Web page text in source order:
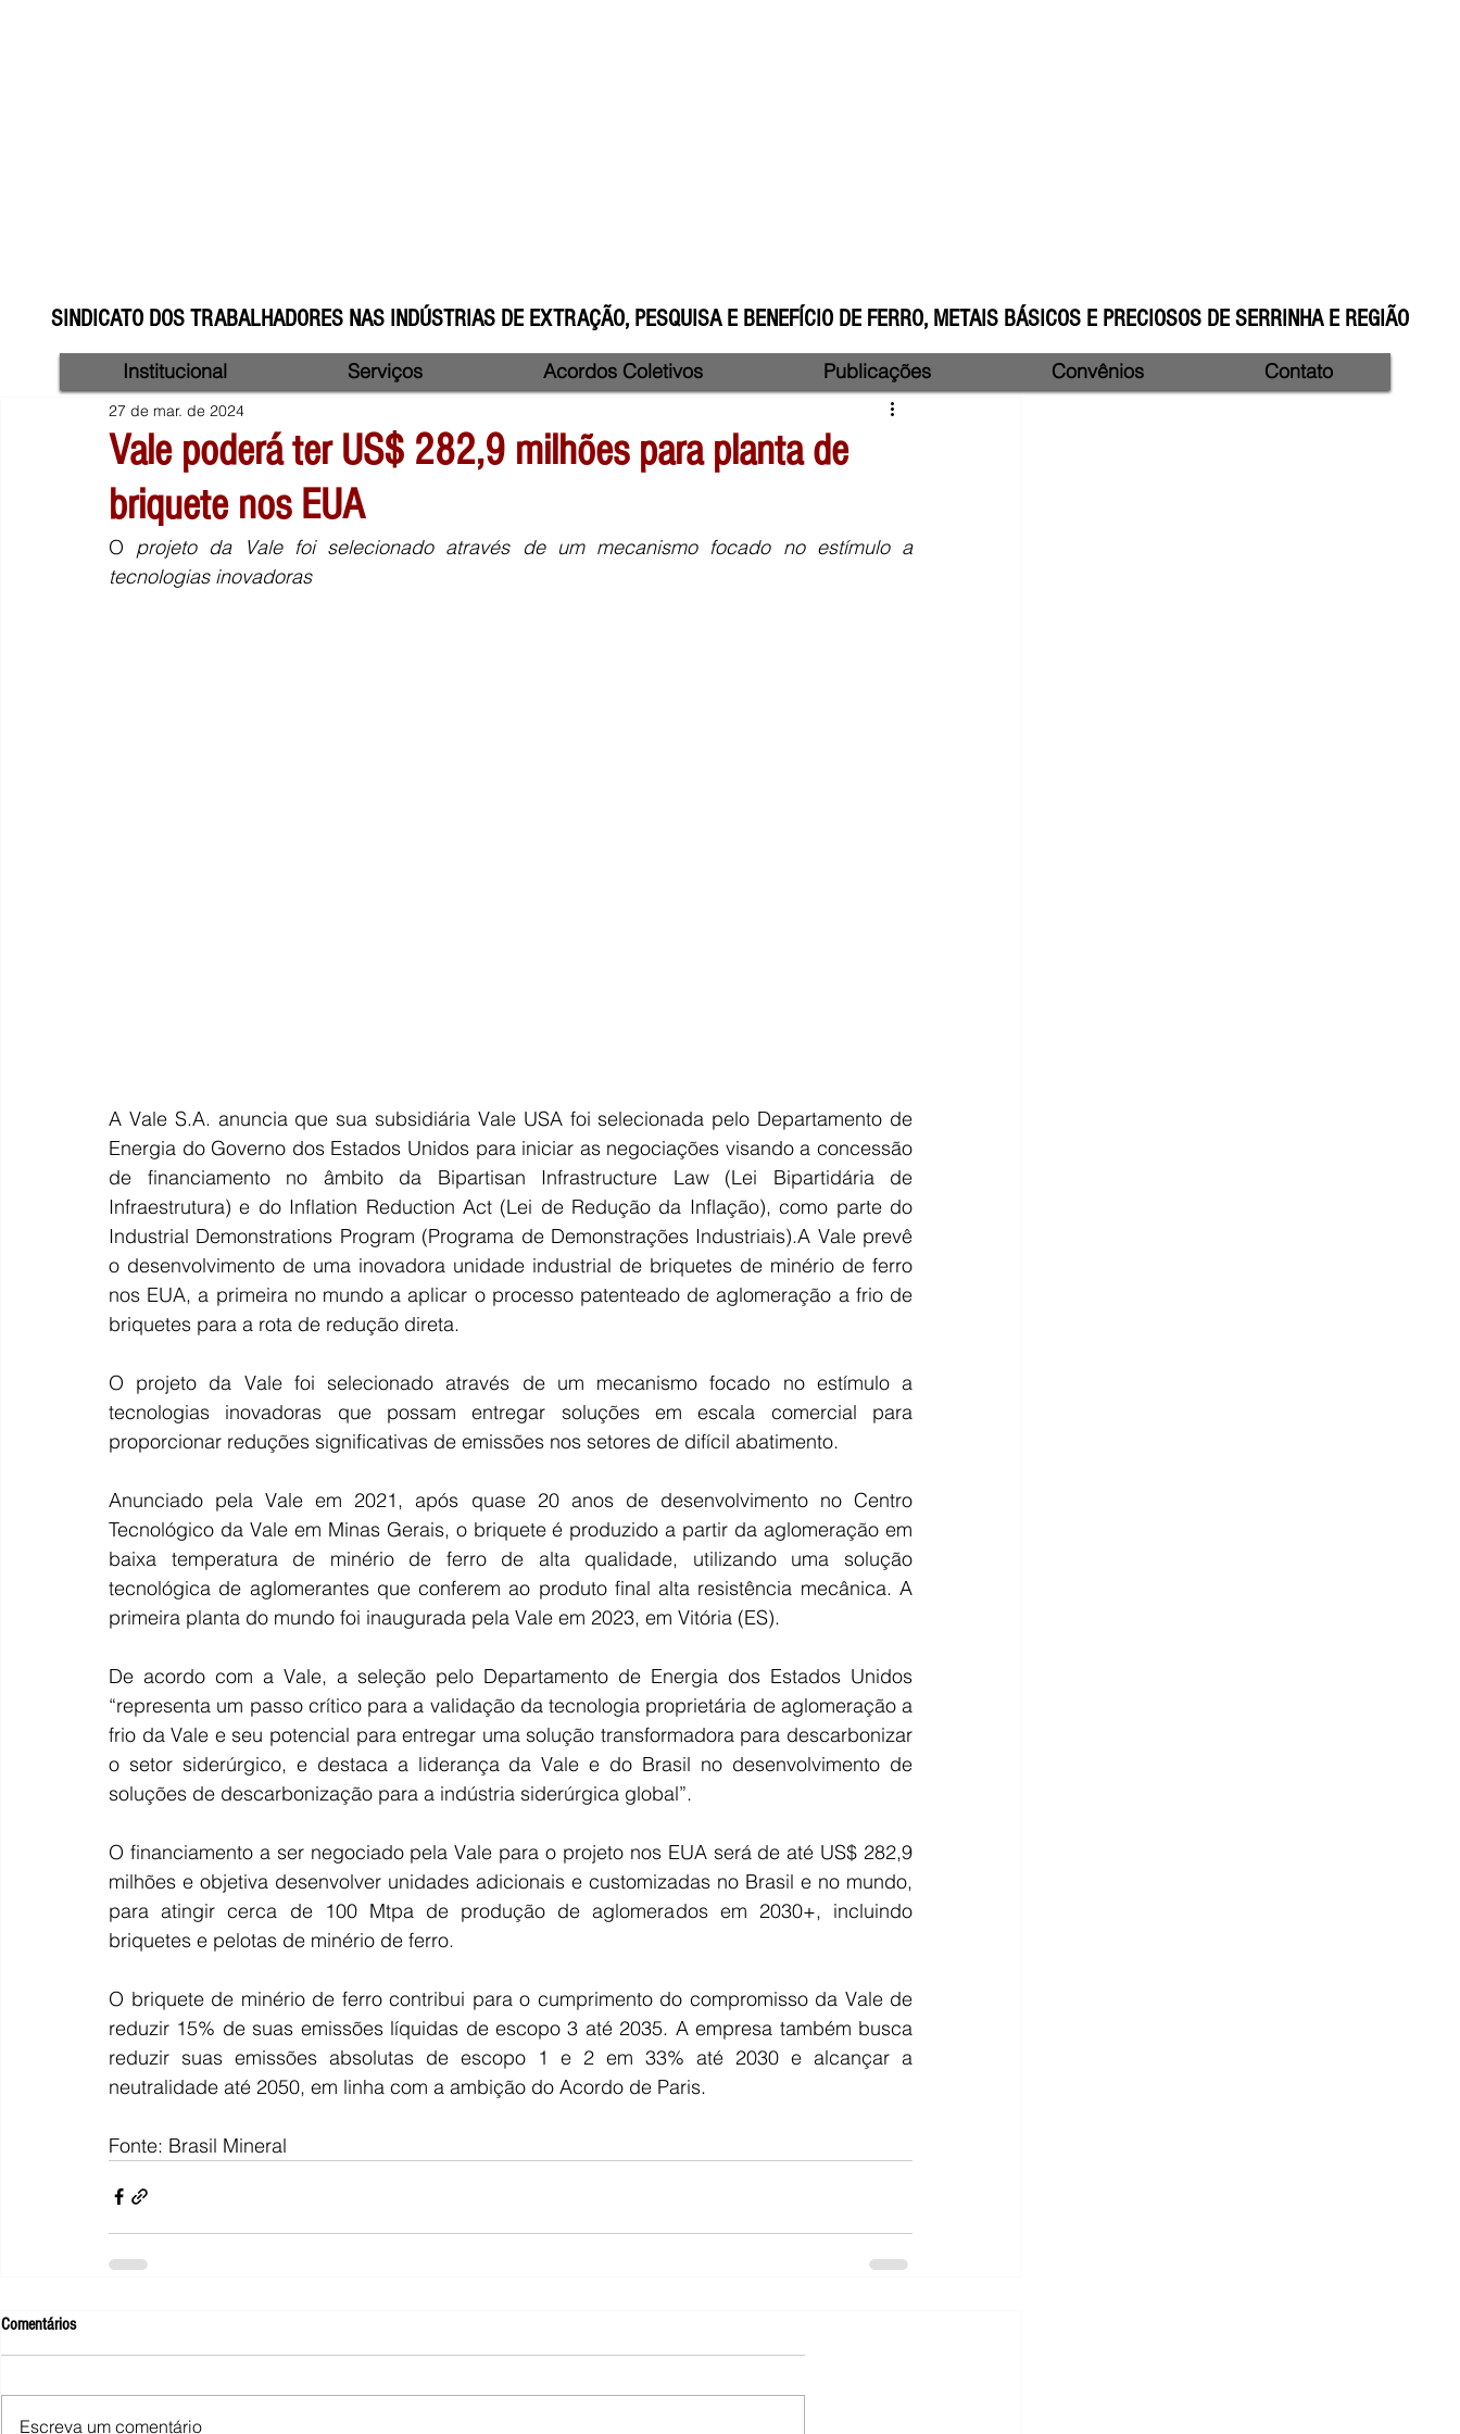
SINDICATO DOS TRABALHADORES NAS INDÚSTRIAS DE EXTRAÇÃO, PESQUISA E BENEFÍCIO DE FERRO, METAIS BÁSICOS E PRECIOSOS DE SERRINHA E REGIÃO
Vale poderá ter US$ 282,9 milhões para planta de
briquete nos EUA
27 de mar. de 2024
O projeto da Vale foi selecionado através de um mecanismo focado no estímulo a
tecnologias inovadoras
A Vale S.A. anuncia que sua subsidiária Vale USA foi selecionada pelo Departamento de
Energia do Governo dos Estados Unidos para iniciar as negociações visando a concessão
de financiamento no âmbito da Bipartisan Infrastructure Law (Lei Bipartidária de
Infraestrutura) e do Inflation Reduction Act (Lei de Redução da Inflação), como parte do
Industrial Demonstrations Program (Programa de Demonstrações Industriais).A Vale prevê
o desenvolvimento de uma inovadora unidade industrial de briquetes de minério de ferro
nos EUA, a primeira no mundo a aplicar o processo patenteado de aglomeração a frio de
briquetes para a rota de redução direta.
O projeto da Vale foi selecionado através de um mecanismo focado no estímulo a
tecnologias inovadoras que possam entregar soluções em escala comercial para
proporcionar reduções significativas de emissões nos setores de difícil abatimento.
Anunciado pela Vale em 2021, após quase 20 anos de desenvolvimento no Centro
Tecnológico da Vale em Minas Gerais, o briquete é produzido a partir da aglomeração em
baixa temperatura de minério de ferro de alta qualidade, utilizando uma solução
tecnológica de aglomerantes que conferem ao produto final alta resistência mecânica. A
primeira planta do mundo foi inaugurada pela Vale em 2023, em Vitória (ES).
De acordo com a Vale, a seleção pelo Departamento de Energia dos Estados Unidos
“representa um passo crítico para a validação da tecnologia proprietária de aglomeração a
frio da Vale e seu potencial para entregar uma solução transformadora para descarbonizar
o setor siderúrgico, e destaca a liderança da Vale e do Brasil no desenvolvimento de
soluções de descarbonização para a indústria siderúrgica global”.
O financiamento a ser negociado pela Vale para o projeto nos EUA será de até US$ 282,9
milhões e objetiva desenvolver unidades adicionais e customizadas no Brasil e no mundo,
para atingir cerca de 100 Mtpa de produção de aglomerados em 2030+, incluindo
briquetes e pelotas de minério de ferro.
O briquete de minério de ferro contribui para o cumprimento do compromisso da Vale de
reduzir 15% de suas emissões líquidas de escopo 3 até 2035. A empresa também busca
reduzir suas emissões absolutas de escopo 1 e 2 em 33% até 2030 e alcançar a
neutralidade até 2050, em linha com a ambição do Acordo de Paris.
Fonte: Brasil Mineral
Comentários
Escreva um comentário
Institucional Serviços Acordos Coletivos Publicações Convênios Contato